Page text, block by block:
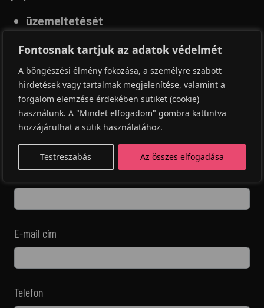
Fontosnak tartjuk az adatok védelmét
A böngészési élmény fokozása, a személyre szabott
hirdetések vagy tartalmak megjelenítése, valamint a
forgalom elemzése érdekében sütiket (cookie)
használunk. A "Mindet elfogadom" gombra kattintva
hozzájárulhat a sütik használatához.
Testreszabás Az összes elfogadása
üzemeltetését
éstovábbfejlesztését
is vállaljuk, így megoldásaink hosszú távon is biztonságosan és
hatékonyan működnek.
Kérj tőlünk ajánlatot!
Név
E-mail cím
Telefon